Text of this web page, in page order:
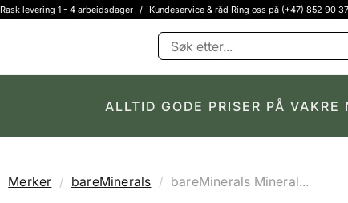
Rask levering 1 - 4 arbeidsdager / Kundeservice & råd Ring oss på (+47) 852 90
ALLTID GODE PRISER PÅ
Merker bareMinerals bareMinerals Mineral...